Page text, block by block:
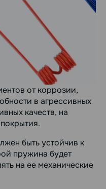
от коррозии,
в агрессивных
качеств, на
быть устойчив к
пружина будет
на ее механические